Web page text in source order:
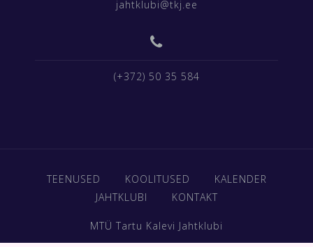
jahtklubi@tkj.ee
(+372) 50 35 584
TEENUSED KOOLITUSED
KALENDER
JAHTKLUBI
KONTAKT
MTÜ Tartu Kalevi Jahtklubi